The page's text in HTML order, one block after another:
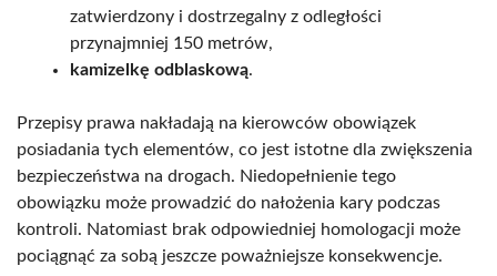
zatwierdzony i dostrzegalny z odległości
przynajmniej 150 metrów,
kamizelkę odblaskową.
Przepisy prawa nakładają na kierowców obowiązek
posiadania tych elementów, co jest istotne dla zwiększenia
bezpieczeństwa na drogach. Niedopełnienie tego
obowiązku może prowadzić do nałożenia kary podczas
kontroli. Natomiast brak odpowiedniej homologacji może
pociągnąć za sobą jeszcze poważniejsze konsekwencje.